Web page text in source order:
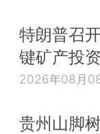
特朗普召
键矿产投
2026年08月
贵州山脚